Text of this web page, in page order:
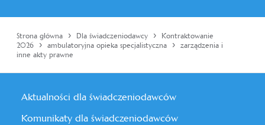
Strona główna › Dla świadczeniodawcy › Kontraktowanie
2026
› ambulatoryjna opieka specjalistyczna › zarządzenia i
inne akty prawne
Aktualności dla świadczeniodawców
Komunikaty dla świadczeniodawców